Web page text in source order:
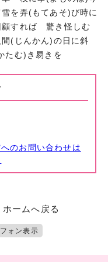
雪を弄(もてあそ)び時に
顧すれば 驚き怪しむ
間(じんかん)の日に斜
たむ)き易きを
のお問い合わせは
ホームへ戻る
ォン表示